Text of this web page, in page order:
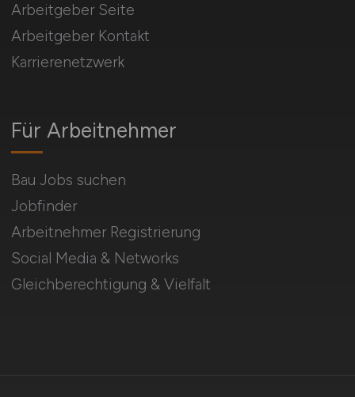
Für Arbeitnehmer
Bau Jobs suchen
Jobfinder
Arbeitnehmer Registrierung
Social Media & Networks
Gleichberechtigung & Vielfalt
Arbeitgeber Seite
Arbeitgeber Kontakt
Karrierenetzwerk